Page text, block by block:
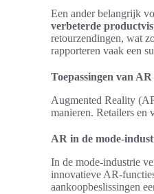
Een ander belangrijk
verbeterde
retourzendingen, wat
rapporteren vaak een
Toepassingen van
Augmented Reality
manieren. Retailers en
AR in de mode-
In de mode-industrie
innovatieve AR-
aankoopbeslissingen